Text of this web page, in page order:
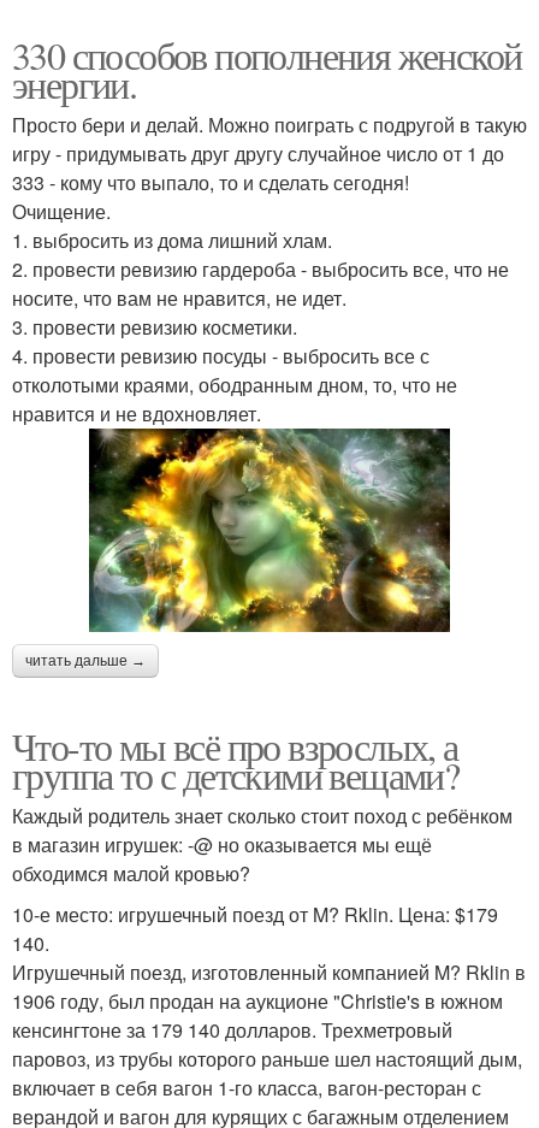
330 способов пополнения женской
энергии.
Просто бери и делай. Можно поиграть с подругой в такую
игру - придумывать друг другу случайное число от 1 до
333 - кому что выпало, то и сделать сегодня!
Очищение.
1. выбросить из дома лишний хлам.
2. провести ревизию гардероба - выбросить все, что не
носите, что вам не нравится, не идет.
3. провести ревизию косметики.
4. провести ревизию посуды - выбросить все с
отколотыми краями, ободранным дном, то, что не
нравится и не вдохновляет.
читать дальше →
Что-то мы всё про взрослых, а
группа то с детскими вещами?
Каждый родитель знает сколько стоит поход с ребёнком
в магазин игрушек: -@ но оказывается мы ещё
обходимся малой кровью?
10-е место: игрушечный поезд от M? Rklin. Цена: $179
140.
Игрушечный поезд, изготовленный компанией M? Rklin в
1906 году, был продан на аукционе "Christie's в южном
кенсингтоне за 179 140 долларов. Трехметровый
паровоз, из трубы которого раньше шел настоящий дым,
включает в себя вагон 1-го класса, вагон-ресторан с
верандой и вагон для курящих с багажным отделением